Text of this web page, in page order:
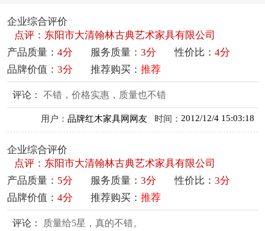
企业综合评价
点评：东阳市大清翰林古典艺术家具有限公司
产品质量： 4分 服务质量：3分 性价比： 4分
品牌价值： 3分 推荐购买：推荐
评论： 不错，价格实惠，质量也不错
时间：2012/12/4 15:03:18
用户：品牌红木家具网网友
企业综合评价
点评：东阳市大清翰林古典艺术家具有限公司
产品质量： 5分 服务质量：3分 性价比： 3分
品牌价值： 4分 推荐购买：推荐
评论： 质量给5星，真的不错。